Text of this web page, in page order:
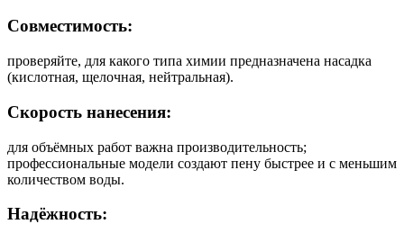
Совместимость:
проверяйте, для какого типа химии предназначена насадка
(кислотная, щелочная, нейтральная).
Скорость нанесения:
для объёмных работ важна производительность;
профессиональные модели создают пену быстрее и с меньшим
количеством воды.
Надёжность: